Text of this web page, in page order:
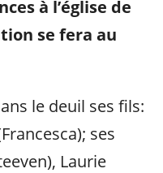
à l’église de
se fera au
le deuil ses fils:
ses
Laurie